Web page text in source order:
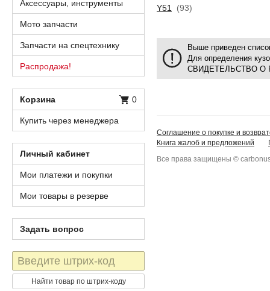
Y51 (93)
Выше приведен
Для определения
СВИДЕТЕЛЬСТВО О
Аксессуары, инструменты
Мото запчасти
Запчасти на спецтехнику
Распродажа!
Корзина 0
Купить через менеджера
Личный кабинет
Мои платежи и покупки
Мои товары в резерве
Задать вопрос
Штрих-
код
Найти товар по штрих-коду
Соглашение о покупке и
Книга жалоб и предложений
Все права защищены ©